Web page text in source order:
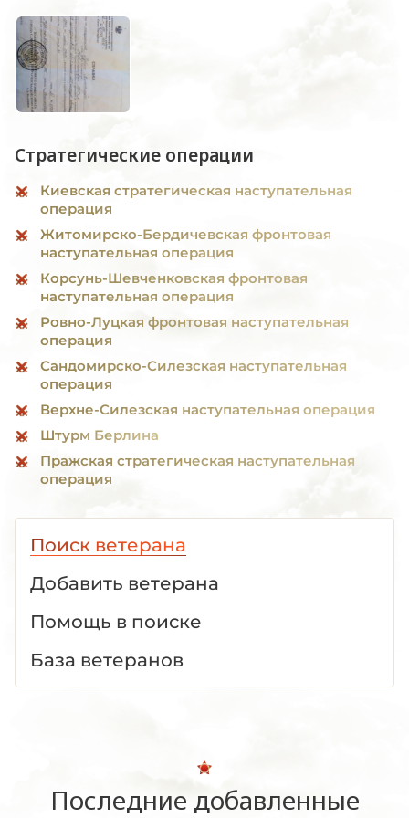
Стратегические операции
Киевская стратегическая наступательная
операция
Житомирско-Бердичевская фронтовая
наступательная операция
Корсунь-Шевченковская фронтовая
наступательная операция
Ровно-Луцкая фронтовая наступательная
операция
Сандомирско-Силезская наступательная
операция
Верхне-Силезская наступательная операция
Штурм Берлина
Пражская стратегическая наступательная
операция
Поиск ветерана
Добавить ветерана
Помощь в поиске
База ветеранов
Последние добавленные